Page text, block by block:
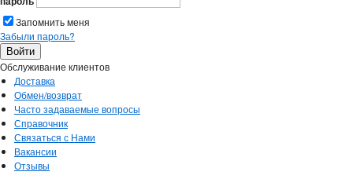
Запомнить меня
Забыли пароль?
Обслуживание клиентов
Доставка
Обмен/возврат
Часто задаваемые вопросы
Справочник
Связаться с Нами
Вакансии
Отзывы